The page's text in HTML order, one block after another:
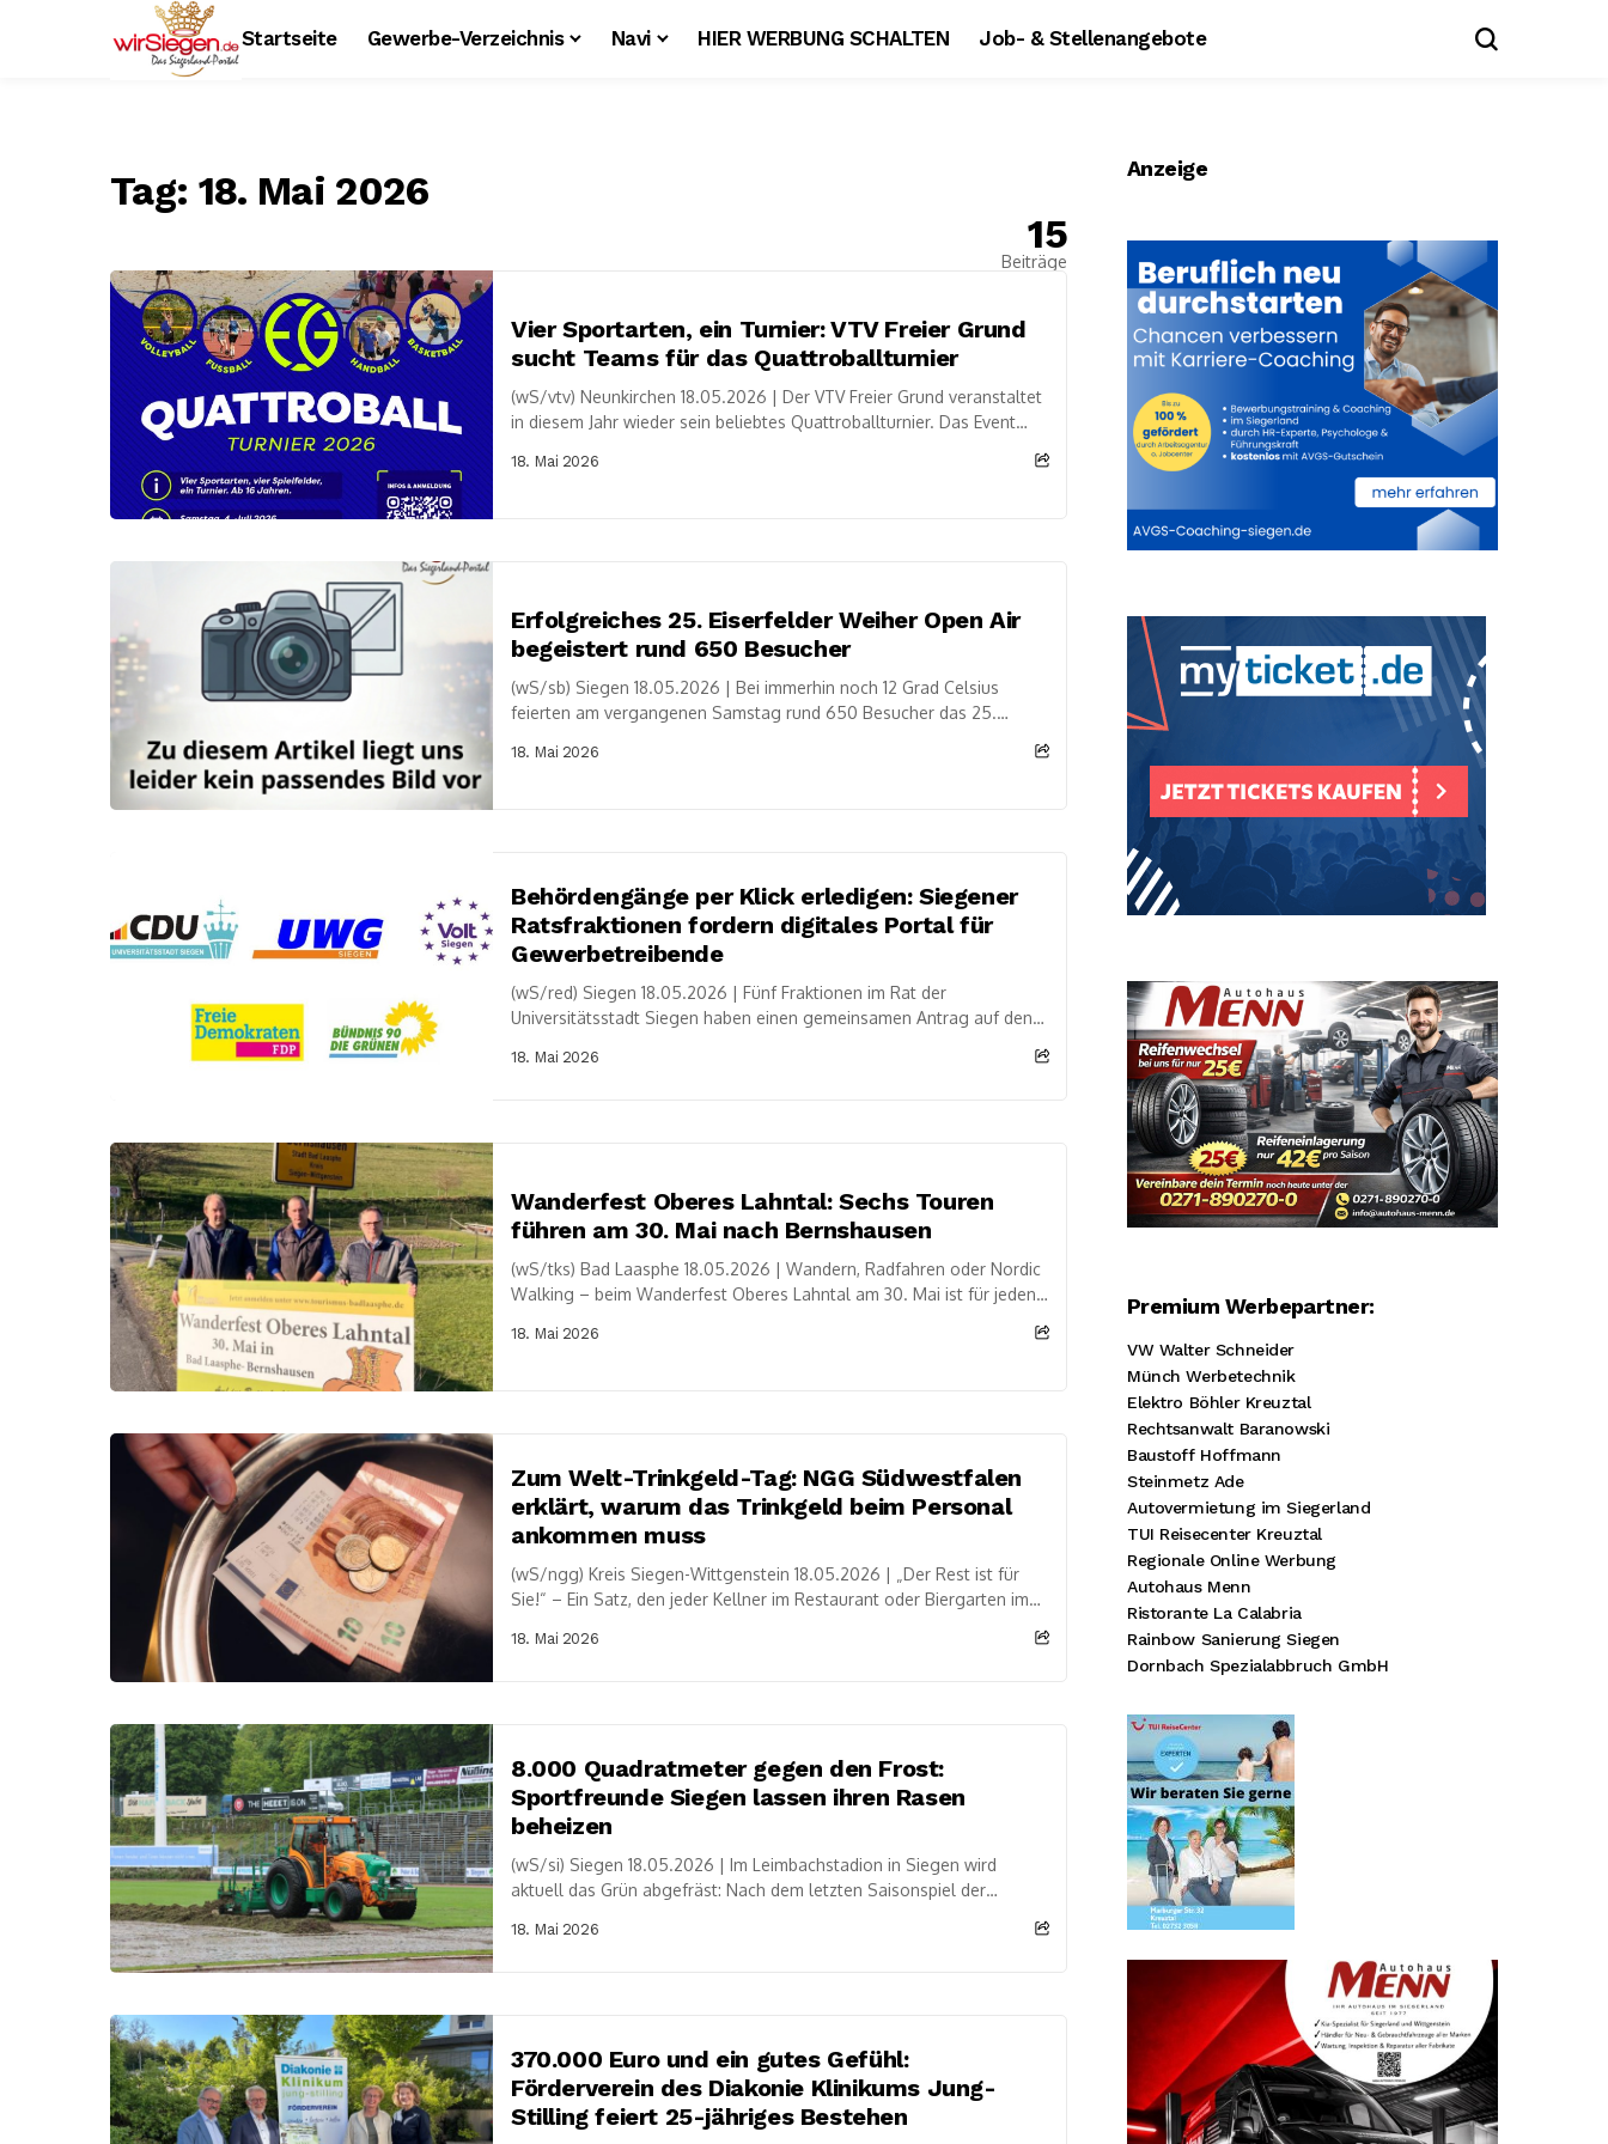
Startseite Gewerbe-Verzeichnis Navi HIER WERBUNG SCHALTEN Job- & Stellenangebote
Tag: 18. Mai 2026
15
Beiträge
Vier Sportarten, ein Turnier: VTV Freier Grund
sucht Teams für das Quattroballturnier
(wS/vtv) Neunkirchen 18.05.2026 | Der VTV Freier Grund veranstaltet
in diesem Jahr wieder sein beliebtes Quattroballturnier. Das Event
18. Mai 2026
Erfolgreiches 25. Eiserfelder Weiher Open Air
begeistert rund 650 Besucher
(wS/sb) Siegen 18.05.2026 | Bei immerhin noch 12 Grad Celsius
feierten am vergangenen Samstag rund 650 Besucher das 25.
18. Mai 2026
Behördengänge per Klick erledigen: Siegener
Ratsfraktionen fordern digitales Portal für
Gewerbetreibende
(wS/red) Siegen 18.05.2026 | Fünf Fraktionen im Rat der
Universitätsstadt Siegen haben einen gemeinsamen Antrag auf den
18. Mai 2026
Wanderfest Oberes Lahntal: Sechs Touren
führen am 30. Mai nach Bernshausen
(wS/tks) Bad Laasphe 18.05.2026 | Wandern, Radfahren oder Nordic
Walking – beim Wanderfest Oberes Lahntal am 30. Mai ist für jeden
18. Mai 2026
Zum Welt-Trinkgeld-Tag: NGG Südwestfalen
erklärt, warum das Trinkgeld beim Personal
ankommen muss
(wS/ngg) Kreis Siegen-Wittgenstein 18.05.2026 | „Der Rest ist für
Sie!“ – Ein Satz, den jeder Kellner im Restaurant oder Biergarten im
18. Mai 2026
8.000 Quadratmeter gegen den Frost:
Sportfreunde Siegen lassen ihren Rasen
beheizen
(wS/si) Siegen 18.05.2026 | Im Leimbachstadion in Siegen wird
aktuell das Grün abgefräst: Nach dem letzten Saisonspiel der
18. Mai 2026
370.000 Euro und ein gutes Gefühl:
Förderverein des Diakonie Klinikums Jung-
Stilling feiert 25-jähriges Bestehen
Anzeige
Premium Werbepartner:
VW Walter Schneider
Münch Werbetechnik
Elektro Böhler Kreuztal
Rechtsanwalt Baranowski
Baustoff Hoffmann
Steinmetz Ade
Autovermietung im Siegerland
TUI Reisecenter Kreuztal
Regionale Online Werbung
Autohaus Menn
Ristorante La Calabria
Rainbow Sanierung Siegen
Dornbach Spezialabbruch GmbH